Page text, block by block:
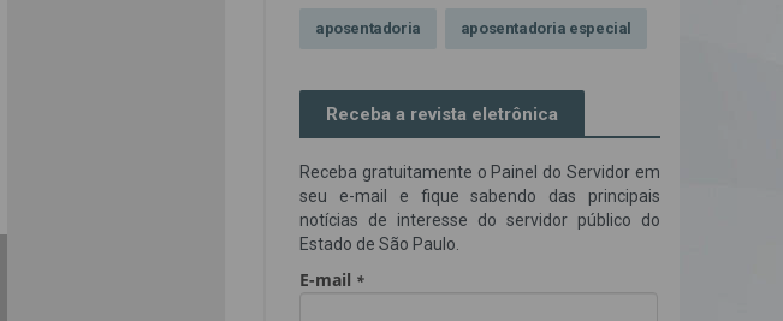
aposentadoria aposentadoria especial
Campanha contra assédio ilegal
Campanha da OAB SP CNJ
Comissão de Precatórios da OAB SP
credores prioritários
Receba a revista eletrônica
Receba gratuitamente o Painel do Servidor em
seu e-mail e fique sabendo das principais
notícias de interesse do servidor público do
Estado de São Paulo.